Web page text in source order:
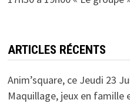
ARTICLES RÉCENTS
Anim’square, ce Jeudi 23
Maquillage, jeux en famille